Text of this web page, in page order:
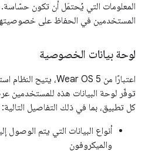
المعلومات التي يُحتمَل أن تكون
المستخدمين في الحفاظ على
لوحة بيانات الخصوصية
اعتبارًا من Wear OS 5، يتيح النظام استخدام
توفّر لوحة البيانات هذه للمستخدمين
كل تطبيق، بما في ذلك التفاصيل التالية:
أنواع البيانات التي يتم الوصول
والميكروفون